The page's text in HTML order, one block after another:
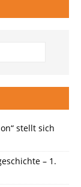
stellt sich
– 1.